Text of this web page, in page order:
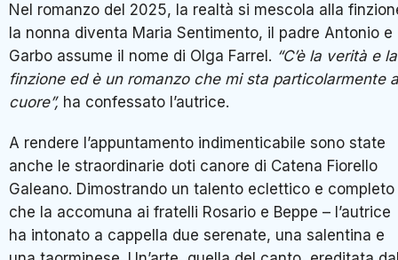
Nel romanzo del 2025, la realtà si mescola alla
la nonna diventa Maria Sentimento, il padre Antonio e
Garbo assume il nome di Olga Farrel. “C’è la verità e la
finzione ed è un romanzo che mi sta particolarmente a
cuore”, ha confessato l’autrice.
A rendere l’appuntamento indimenticabile sono state
anche le straordinarie doti canore di Catena Fiorello
Galeano. Dimostrando un talento eclettico e completo
che la accomuna ai fratelli Rosario e Beppe – l’autrice
ha intonato a cappella due serenate, una salentina e